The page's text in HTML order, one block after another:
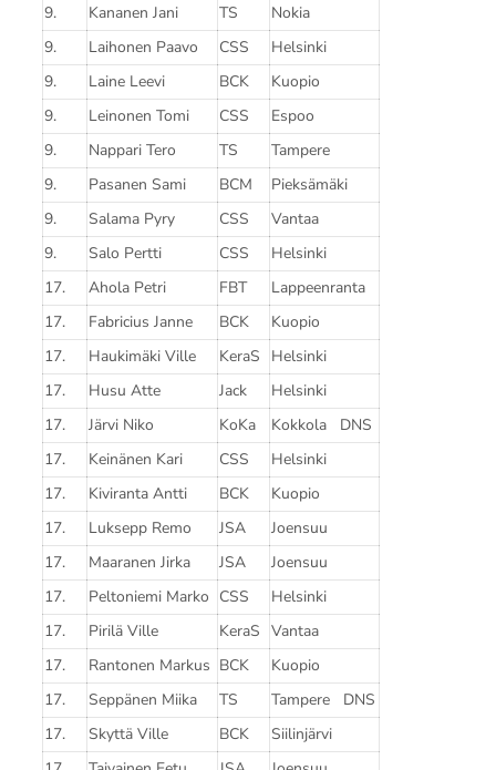
9.
Kananen Jani TS
Nokia
9.
Laihonen Paavo CSS
Helsinki
9.
Laine Leevi BCK
Kuopio
9.
Leinonen Tomi CSS
Espoo
9.
Nappari Tero TS
Tampere
9.
Pasanen Sami BCM
Pieksämäki
9.
Salama Pyry CSS
Vantaa
9.
Salo Pertti CSS
Helsinki
17.
Ahola Petri FBT
Lappeenranta
17.
Fabricius Janne BCK
Kuopio
17.
Haukimäki Ville KeraS
Helsinki
17.
Husu Atte Jack
Helsinki
17.
Järvi Niko KoKa
Kokkola DNS
17.
Keinänen Kari CSS
Helsinki
17.
Kiviranta Antti BCK
Kuopio
17.
Luksepp Remo JSA
Joensuu
17.
Maaranen Jirka JSA
Joensuu
17.
Peltoniemi Marko CSS
Helsinki
17.
Pirilä Ville KeraS Vantaa
17.
Rantonen Markus BCK
Kuopio
17.
Seppänen Miika TS
Tampere DNS
17.
Skyttä Ville BCK
Siilinjärvi